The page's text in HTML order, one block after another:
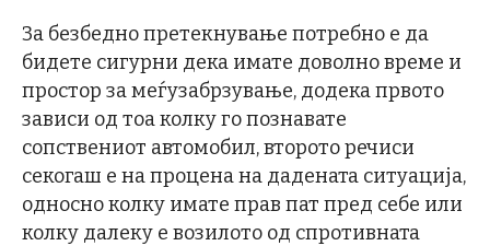
За безбедно претекнување потребно е да
бидете сигурни дека имате доволно време и
простор за меѓузабрзување, додека првото
зависи од тоа колку го познавате
сопствениот автомобил, второто речиси
секогаш е на процена на дадената ситуација,
односно колку имате прав пат пред себе или
колку далеку е возилото од спротивната